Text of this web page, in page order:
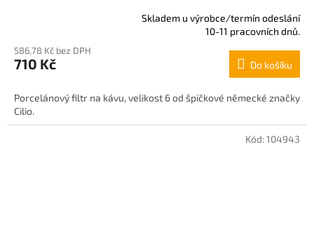
produktu
je
z
5
hvězdiček.
Skladem u výrobce/termín odeslání
10-11 pracovních dnů.
586,78 Kč bez DPH
710 Kč Do košíku
Porcelánový filtr na kávu, velikost 6 od špičkové německé značky
Cilio.
Kód:104943